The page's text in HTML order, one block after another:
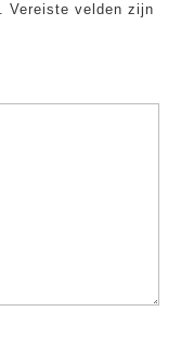
Vereiste velden zijn